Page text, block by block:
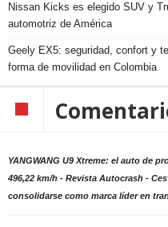
Nissan Kicks es elegido SUV y
automotriz de América
Geely EX5: seguridad, confort y
forma de movilidad en Colombia
YANGWANG U9 Xtreme: el auto de
496,22 km/h - Revista Autocrash -
consolidarse como marca líder en